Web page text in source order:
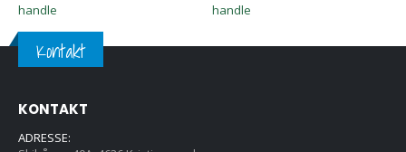
handle
handle
Kontakt
KONTAKT
ADRESSE: